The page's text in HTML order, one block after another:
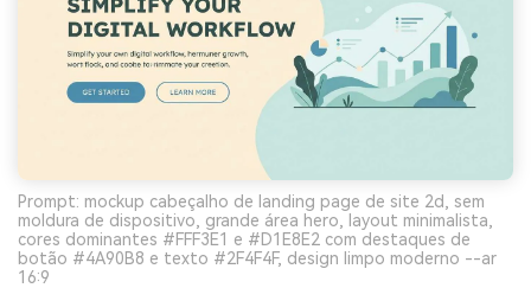
Prompt: mockup cabeçalho de landing page de site 2d, sem
moldura de dispositivo, grande área hero, layout minimalista,
cores dominantes #FFF3E1 e #D1E8E2 com destaques de
botão #4A90B8 e texto #2F4F4F, design limpo moderno --ar
16:9